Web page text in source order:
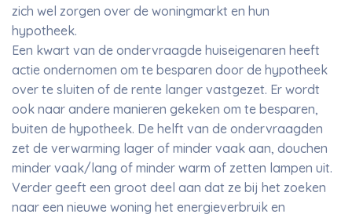
zich wel zorgen over de woningmarkt en hun
hypotheek.
Een kwart van de ondervraagde huiseigenaren heeft
actie ondernomen om te besparen door de hypotheek
over te sluiten of de rente langer vastgezet. Er wordt
ook naar andere manieren gekeken om te besparen,
buiten de hypotheek. De helft van de ondervraagden
zet de verwarming lager of minder vaak aan, douchen
minder vaak/lang of minder warm of zetten lampen uit.
Verder geeft een groot deel aan dat ze bij het zoeken
naar een nieuwe woning het energieverbruik en